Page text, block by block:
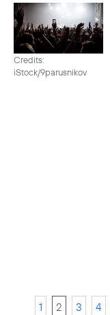
Credits:
iStock/9parusnikov
1 2 3 4